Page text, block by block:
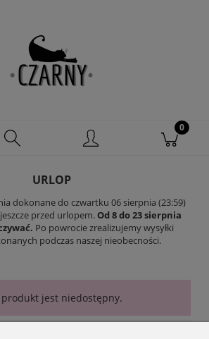
URLOP
dokonane do czwartku 06 sierpnia (23:59)
przed urlopem. Od 8 do 23 sierpnia
Po powrocie zrealizujemy wysyłki
podczas naszej nieobecności.
jest niedostępny.